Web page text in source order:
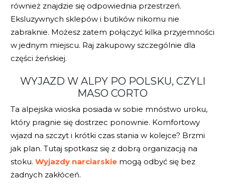
również znajdzie się odpowiednia przestrzeń.
Eksluzywnych sklepów i butików nikomu nie
zabraknie. Możesz zatem połączyć kilka przyjemności
w jednym miejscu. Raj zakupowy szczególnie dla
części żeńskiej.
WYJAZD W ALPY PO POLSKU, CZYLI
MASO CORTO
Ta alpejska wioska posiada w sobie mnóstwo uroku,
który pragnie się dostrzec ponownie. Komfortowy
wjazd na szczyt i krótki czas stania w kolejce? Brzmi
jak plan. Tutaj spotkasz się z dobrą organizacją na
stoku. Wyjazdy narciarskiemogą odbyć się bez
żadnych zakłóceń.